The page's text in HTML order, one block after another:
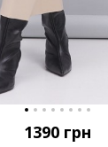
1390 грн